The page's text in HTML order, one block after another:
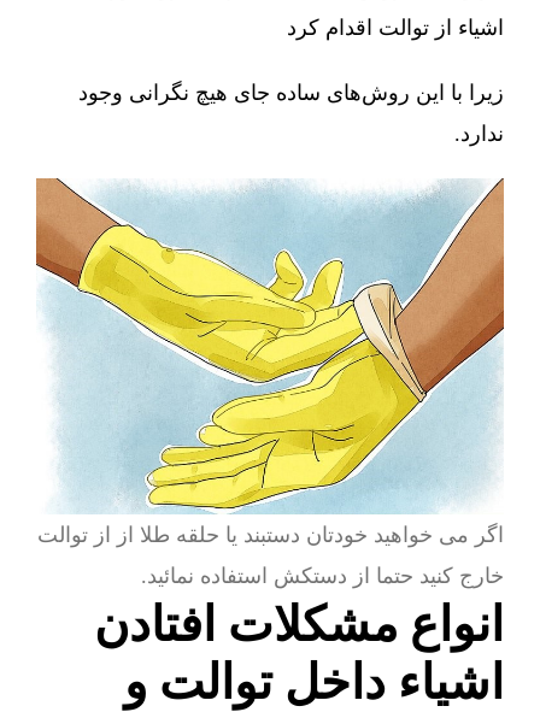
اشیاء از توالت اقدام کرد
زیرا با این روش‌های ساده جای هیچ نگرانی وجود
ندارد.
اگر می خواهید خودتان دستبند یا حلقه طلا از از توالت
خارج کنید حتما از دستکش استفاده نمائید.
انواع مشکلات افتادن
اشیاء داخل توالت و